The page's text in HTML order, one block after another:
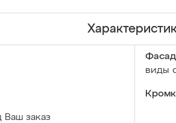
виды
Ваш заказ